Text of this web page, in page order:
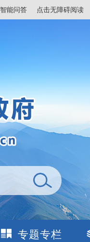
智能问答 点击无障碍阅读
专题专栏